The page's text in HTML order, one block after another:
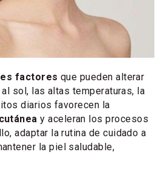
factores que pueden alterar
sol, las altas temperaturas, la
diarios favorecen la
y aceleran los procesos
adaptar la rutina de cuidado a
la piel saludable,